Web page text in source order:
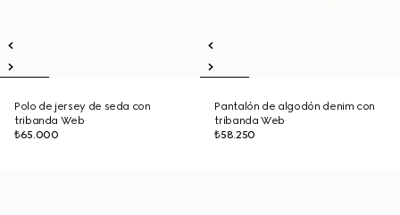
Polo de jersey de seda con
tribanda Web
₺65.000
Pantalón de algodón denim con
tribanda Web
₺58.250